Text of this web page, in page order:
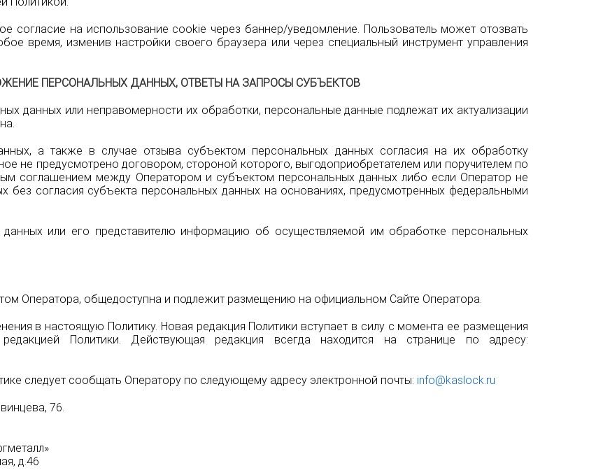
согласие на использование cookie через баннер/уведомление. Пользователь может отозвать
время, изменив настройки своего браузера или через специальный инструмент управления
ПЕРСОНАЛЬНЫХ ДАННЫХ, ОТВЕТЫ НА ЗАПРОСЫ СУБЪЕКТОВ
данных или неправомерности их обработки, персональные данные подлежат их актуализации
а также в случае отзыва субъектом персональных данных согласия на их обработку
не предусмотрено договором, стороной которого, выгодоприобретателем или поручителем по
соглашением между Оператором и субъектом персональных данных либо если Оператор не
без согласия субъекта персональных данных на основаниях, предусмотренных федеральными
или его представителю информацию об осуществляемой им обработке персональных
Оператора, общедоступна и подлежит размещению на официальном Сайте Оператора.
в настоящую Политику. Новая редакция Политики вступает в силу с момента ее размещения
Политики. Действующая редакция всегда находится на странице по адресу:
следует сообщать Оператору по следующему адресу электронной почты: info@kaslock.ru
76.
д.46